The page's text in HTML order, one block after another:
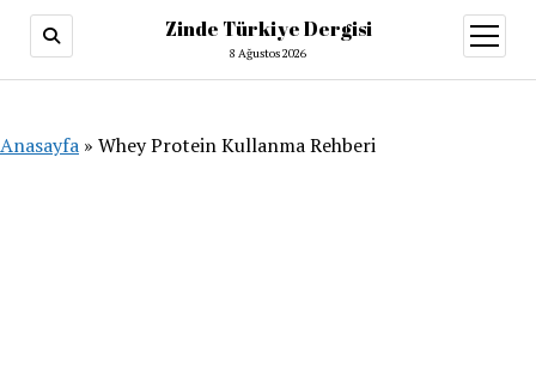
Zinde Türkiye Dergisi
8 Ağustos 2026
aç
Anasayfa » Whey Protein Kullanma Rehberi